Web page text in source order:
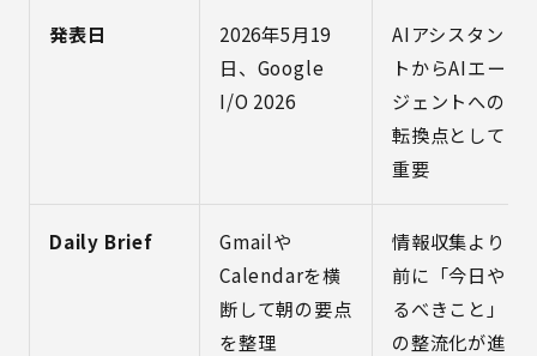
発表日
2026年5月19
日、Google
I/O 2026
AIアシスタン
トからAIエー
ジェントへの
転換点として
重要
Daily Brief
Gmailや
Calendarを横
断して朝の要点
を整理
情報収集より
前に「今日や
るべきこと」
の整流化が進